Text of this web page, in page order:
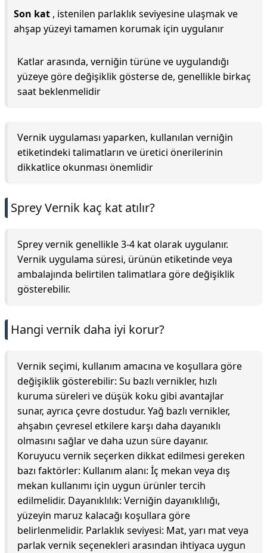
Son kat , istenilen parlaklık seviyesine ulaşmak ve
ahşap yüzeyi tamamen korumak için uygulanır
Katlar arasında, verniğin türüne ve uygulandığı
yüzeye göre değişiklik gösterse de, genellikle birkaç
saat beklenmelidir
Vernik uygulaması yaparken, kullanılan verniğin
etiketindeki talimatların ve üretici önerilerinin
dikkatlice okunması önemlidir
Sprey Vernik kaç kat atılır?
Sprey vernik genellikle 3-4 kat olarak uygulanır.
Vernik uygulama süresi, ürünün etiketinde veya
ambalajında belirtilen talimatlara göre değişiklik
gösterebilir.
Hangi vernik daha iyi korur?
Vernik seçimi, kullanım amacına ve koşullara göre
değişiklik gösterebilir: Su bazlı vernikler, hızlı
kuruma süreleri ve düşük koku gibi avantajlar
sunar, ayrıca çevre dostudur. Yağ bazlı vernikler,
ahşabın çevresel etkilere karşı daha dayanıklı
olmasını sağlar ve daha uzun süre dayanır.
Koruyucu vernik seçerken dikkat edilmesi gereken
bazı faktörler: Kullanım alanı: İç mekan veya dış
mekan kullanımı için uygun ürünler tercih
edilmelidir. Dayanıklılık: Verniğin dayanıklılığı,
yüzeyin maruz kalacağı koşullara göre
belirlenmelidir. Parlaklık seviyesi: Mat, yarı mat veya
parlak vernik seçenekleri arasından ihtiyaca uygun